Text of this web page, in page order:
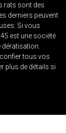
rats sont des
derniers peuvent
Si vous
est une société
tous vos
plus de détails si